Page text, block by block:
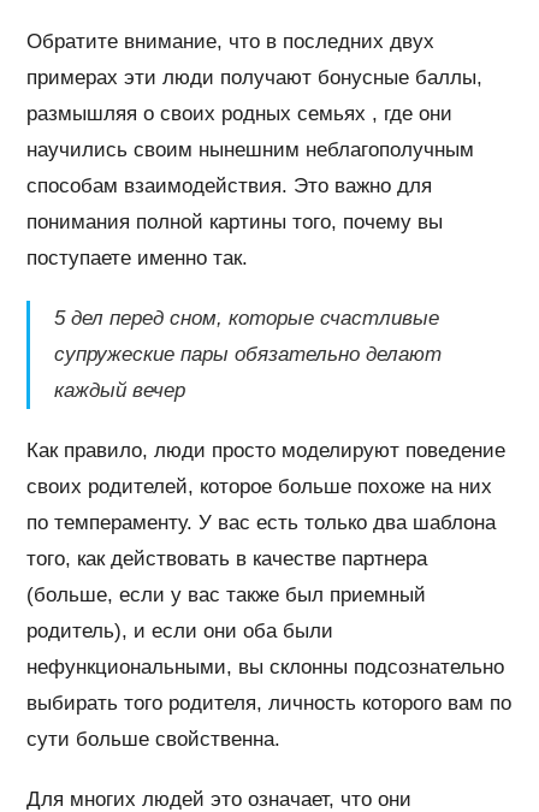
Обратите внимание, что в последних двух
примерах эти люди получают бонусные баллы,
размышляя о своих родных семьях , где они
научились своим нынешним неблагополучным
способам взаимодействия. Это важно для
понимания полной картины того, почему вы
поступаете именно так.
5 дел перед сном, которые счастливые
супружеские пары обязательно делают
каждый вечер
Как правило, люди просто моделируют поведение
своих родителей, которое больше похоже на них
по темпераменту. У вас есть только два шаблона
того, как действовать в качестве партнера
(больше, если у вас также был приемный
родитель), и если они оба были
нефункциональными, вы склонны подсознательно
выбирать того родителя, личность которого вам по
сути больше свойственна.
Для многих людей это означает, что они